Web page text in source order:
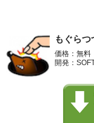
もぐらつ
価格：無料
開発：